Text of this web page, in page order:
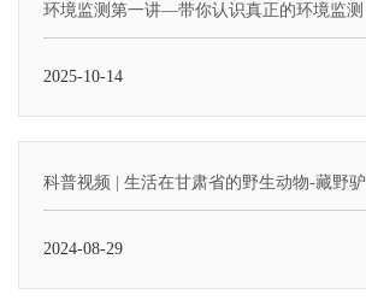
环境监测第一讲—带你认识真正的环境监测
2025-10-14
科普视频 | 生活在甘肃省的野生动物-藏野驴
2024-08-29